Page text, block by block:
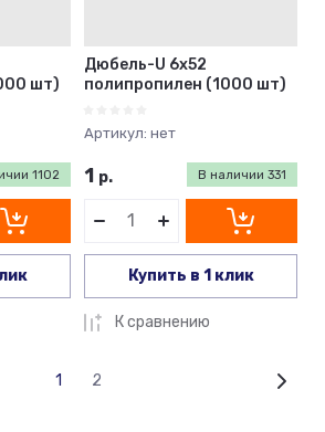
шт)
1102
Дюбель-U 6х52
полипропилен (1000 шт)
Артикул: нет
В наличии 331
1 р.
Купить в 1 клик
К сравнению
1 2